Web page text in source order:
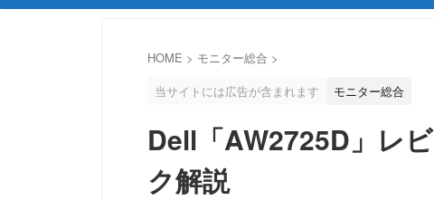
HOME > モニター総合 >
当サイトには広告が含まれます
モニター総合
Dell「AW2725D」レ
ク解説